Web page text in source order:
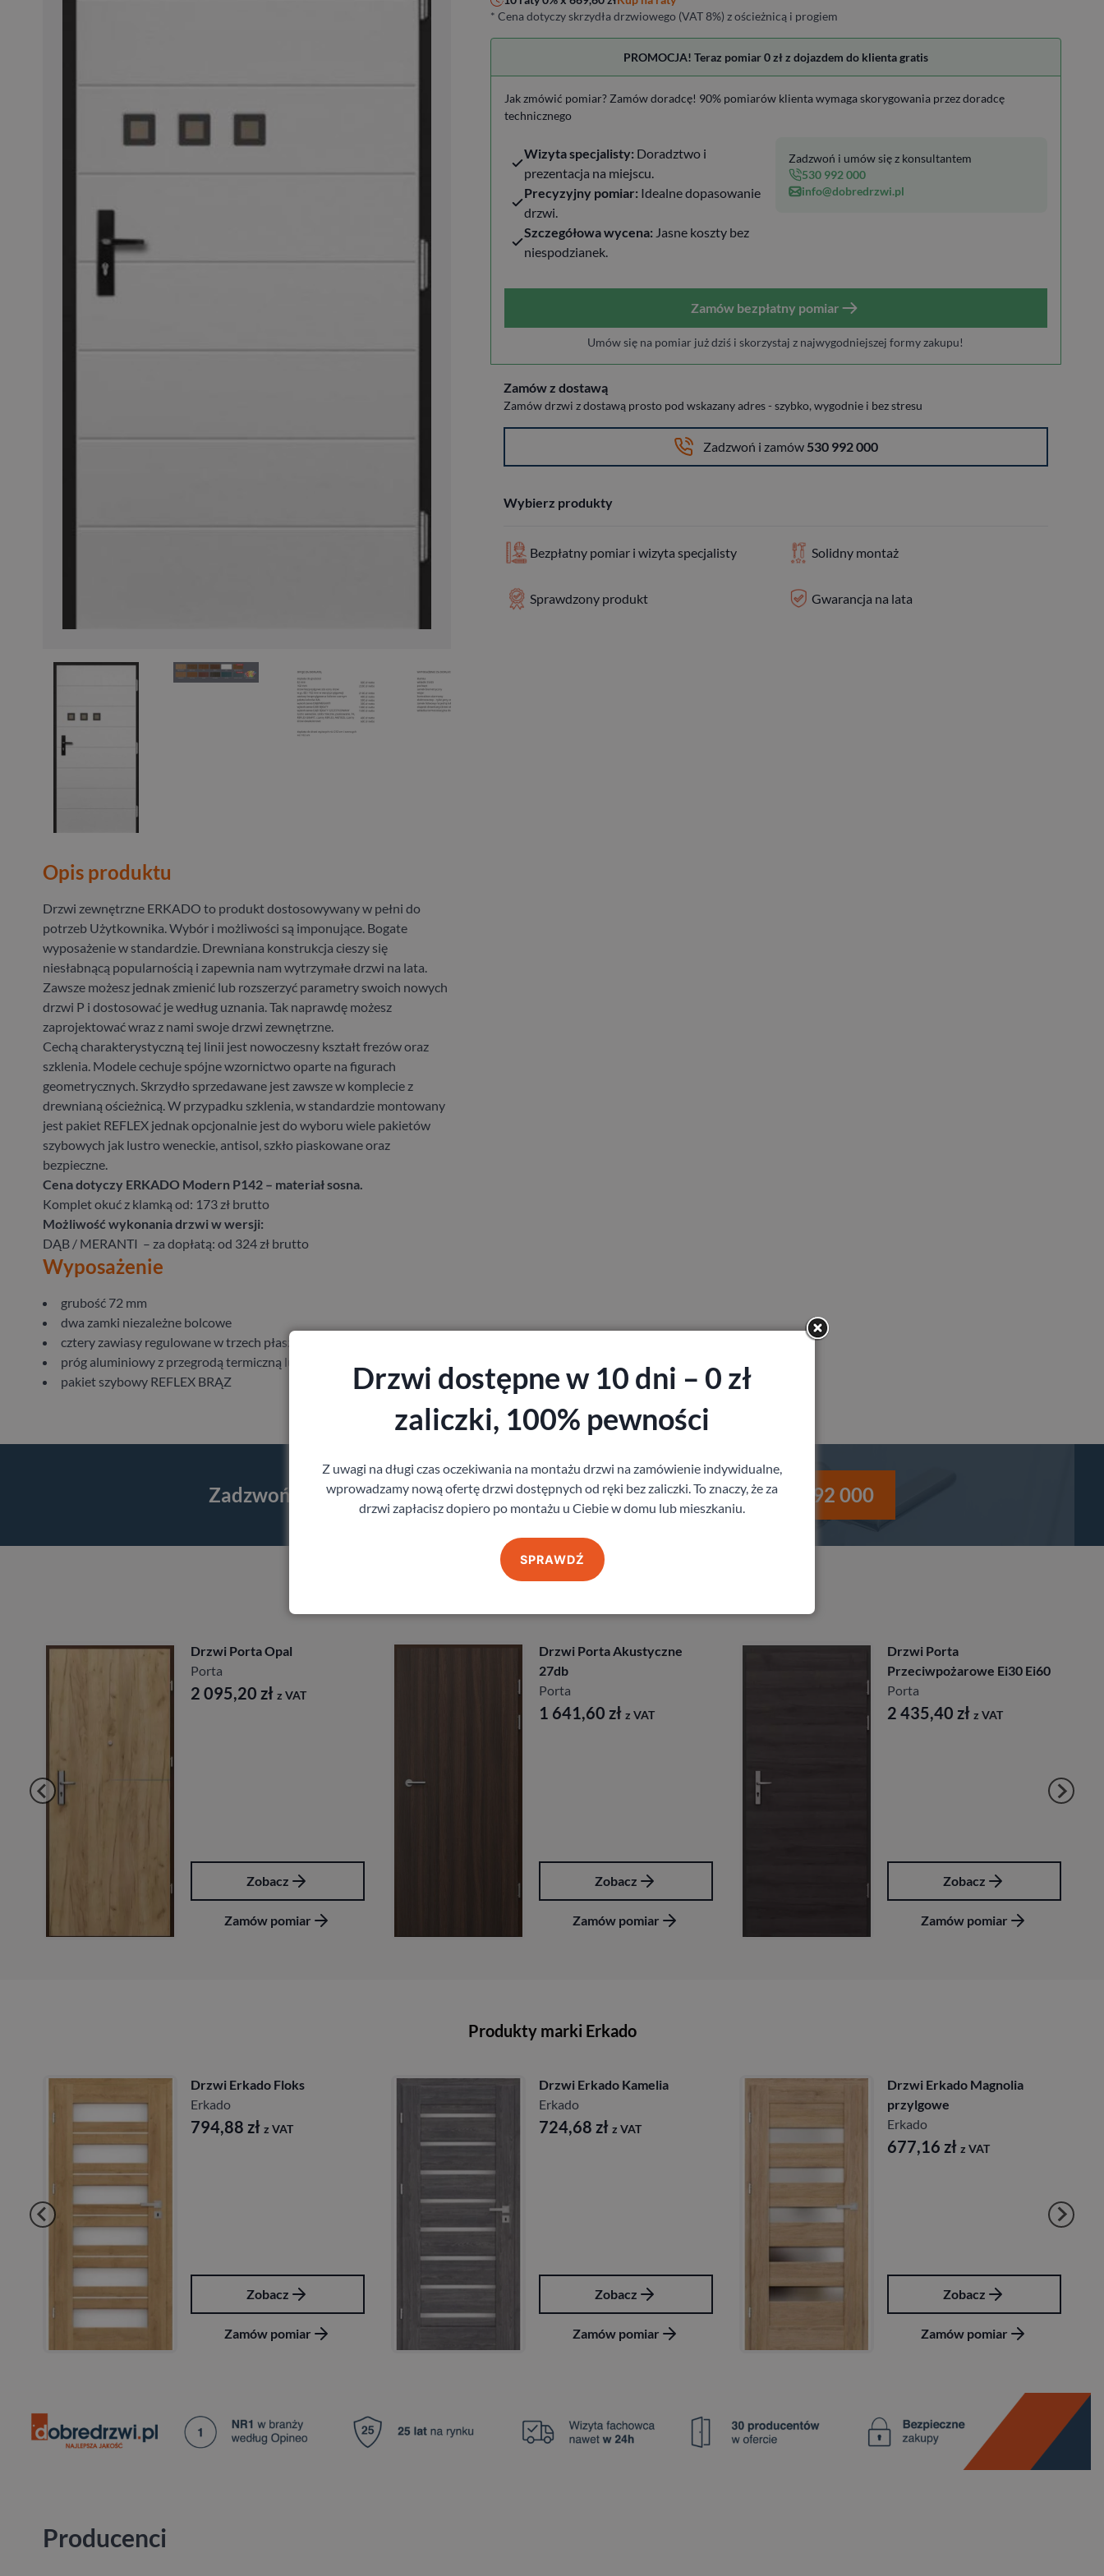
Opis produktu
Drzwi zewnętrzne ERKADO to produkt dostosowywany w pełni do
potrzeb Użytkownika. Wybór i możliwości są imponujące. Bogate
wyposażenie w standardzie. Drewniana konstrukcja cieszy się
niesłabnącą popularnością i zapewnia nam wytrzymałe drzwi na lata.
Zawsze możesz jednak zmienić lub rozszerzyć parametry swoich nowych
drzwi P i dostosować je według uznania. Tak naprawdę możesz
zaprojektować wraz z nami swoje drzwi zewnętrzne.
Cechą charakterystyczną tej linii jest nowoczesny kształt frezów oraz
szklenia. Modele cechuje spójne wzornictwo oparte na figurach
geometrycznych. Skrzydło sprzedawane jest zawsze w komplecie z
drewnianą ościeżnicą. W przypadku szklenia, w standardzie montowany
jest pakiet REFLEX jednak opcjonalnie jest do wyboru wiele pakietów
szybowych jak lustro weneckie, antisol, szkło piaskowane oraz
bezpieczne.
Cena dotyczy ERKADO Modern P142 – materiał sosna.
Komplet okuć z klamką od: 173 zł brutto
Możliwość wykonania drzwi w wersji:
DĄB / MERANTI – za dopłatą: od 324 zł brutto
Wyposażenie
grubość 72 mm
dwa zamki niezależne bolcowe
cztery zawiasy regulowane w trzech płaszczyznach
próg aluminiowy z przegrodą termiczną lub drewniany
pakiet szybowy REFLEX BRĄZ
* Cena dotyczy skrzydła drzwiowego (VAT 8%) z ościeżnicą i progiem
PROMOCJA! Teraz pomiar 0 zł z dojazdem do klienta gratis
Jak zmówić pomiar? Zamów doradcę! 90% pomiarów klienta wymaga skorygowania przez doradcę
technicznego
Wizyta specjalisty: Doradztwo i
prezentacja na miejscu.
Precyzyjny pomiar: Idealne dopasowanie
drzwi.
Szczegółowa wycena: Jasne koszty bez
niespodzianek.
Zadzwoń i umów się z konsultantem
530 992 000
info@dobredrzwi.pl
Zamów bezpłatny pomiar
Umów się na pomiar już dziś i skorzystaj z najwygodniejszej formy zakupu!
Zamów z dostawą
Zamów drzwi z dostawą prosto pod wskazany adres - szybko, wygodnie i bez stresu
Zadzwoń i zamów 530 992 000
Wybierz produkty
Bezpłatny pomiar i wizyta specjalisty Solidny montaż
Sprawdzony produkt Gwarancja na lata
Zadzwoń i skorzystaj z pomocy Doradcy przy wyborze drzwi 530 992 000
Drzwi Porta Opal
Porta
2 095,20 zł z VAT
Zobacz
Zamów pomiar
Drzwi Porta Akustyczne
27db
Porta
1 641,60 zł z VAT
Zobacz
Zamów pomiar
Drzwi Porta
Przeciwpożarowe Ei30 Ei60
Porta
2 435,40 zł z VAT
Zobacz
Zamów pomiar
Produkty marki Erkado
Drzwi Erkado Floks
Erkado
794,88 zł z VAT
Zobacz
Zamów pomiar
Drzwi Erkado Kamelia
Erkado
724,68 zł z VAT
Zobacz
Zamów pomiar
Drzwi Erkado Magnolia
przylgowe
Erkado
677,16 zł z VAT
Zobacz
Zamów pomiar
Producenci
Drzwi dostępne w 10 dni – 0 zł
zaliczki, 100% pewności
Z uwagi na długi czas oczekiwania na montażu drzwi na zamówienie indywidualne,
wprowadzamy nową ofertę drzwi dostępnych od ręki bez zaliczki. To znaczy, że za
drzwi zapłacisz dopiero po montażu u Ciebie w domu lub mieszkaniu.
SPRAWDŹ